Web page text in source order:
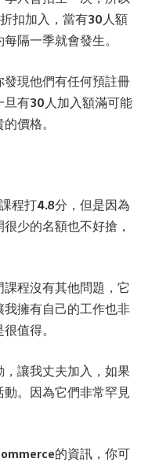
扣加入，當有30人額
隔一季就會發生。
現他們有任何預註冊
有30人加入額滿可能
價格。
程打4.8分，但是因為
少的名額也不好搶，
程沒有其他問題，它
擁有自己的工作也非
值得。
讓我丈夫加入，如果
。因為它們非常罕見
的資訊，你可